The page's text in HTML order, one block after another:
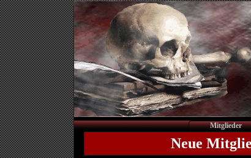
Mitglieder
Neue